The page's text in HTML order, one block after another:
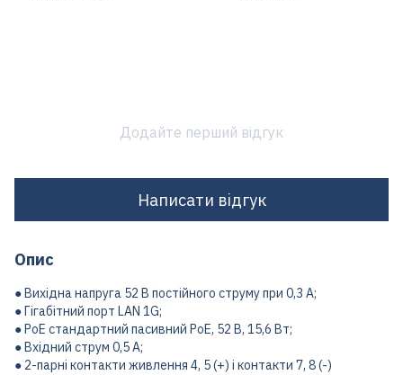
Додайте перший відгук
Написати відгук
Опис
● Вихідна напруга 52 В постійного струму при 0,3 А;
● Гігабітний порт LAN 1G;
● PoE стандартний пасивний PoE, 52 В, 15,6 Вт;
● Вхідний струм 0,5 А;
● 2-парні контакти живлення 4, 5 (+) і контакти 7, 8 (-)